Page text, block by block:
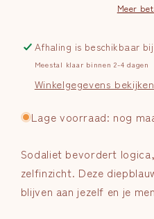
Meer
Afhaling is beschikbaar bij
Meestal klaar binnen 2-4 dagen
Winkelgegevens bekijken
Lage voorraad: nog
Sodaliet bevordert
zelfinzicht. Deze
blijven aan jezelf en je